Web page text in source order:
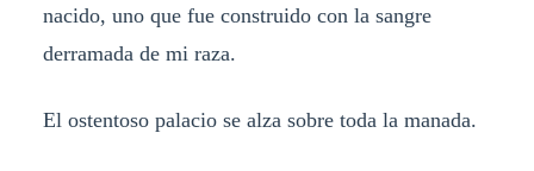
nacido, uno que fue construido con la sangre
derramada de mi raza.
El ostentoso palacio se alza sobre toda la manada.